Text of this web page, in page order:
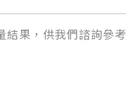
果，供我們諮詢參